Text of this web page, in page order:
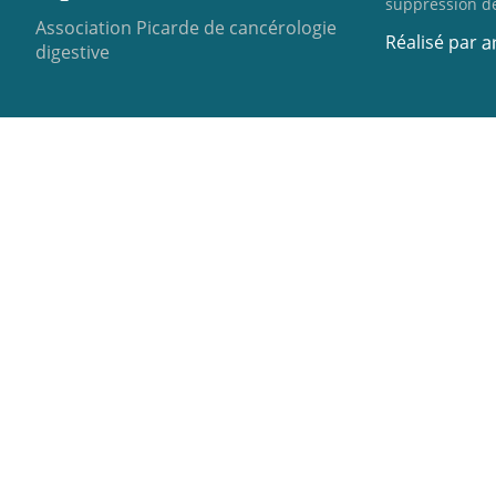
Association Picarde de cancérologie
digestive
Réalisé par